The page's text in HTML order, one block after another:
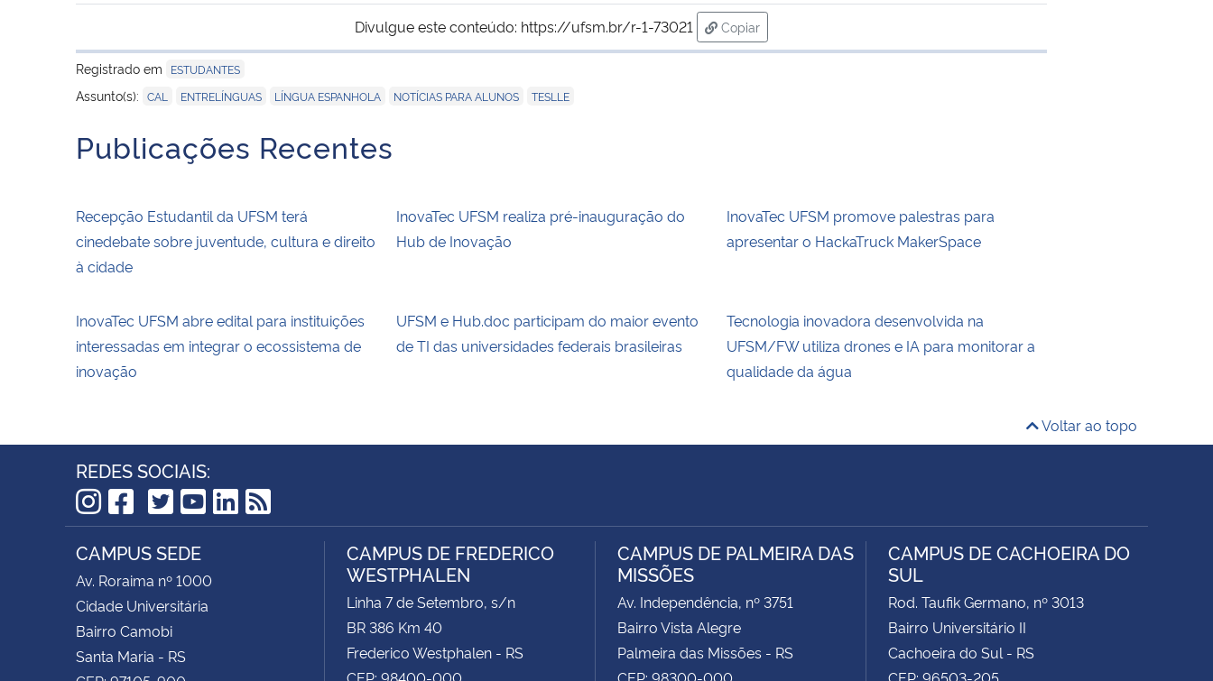
Divulgue este conteúdo: https://ufsm.br/r-1-73021
Copiar
para área de transferência
Registrado em
ESTUDANTES
Assunto(s): CAL ENTRELÍNGUAS LÍNGUA ESPANHOLA NOTÍCIAS PARA ALUNOS TESLLE
Publicações Recentes
Recepção Estudantil da UFSM terá
cinedebate sobre juventude, cultura e direito
à cidade
InovaTec UFSM realiza pré-inauguração do
Hub de Inovação
InovaTec UFSM promove palestras para
apresentar o HackaTruck MakerSpace
InovaTec UFSM abre edital para instituições
interessadas em integrar o ecossistema de
inovação
UFSM e Hub.doc participam do maior evento
de TI das universidades federais brasileiras
Tecnologia inovadora desenvolvida na
UFSM/FW utiliza drones e IA para monitorar a
qualidade da água
Voltar ao topo
REDES SOCIAIS:
Instagram
Facebook
TikTok
Twitter
YouTube
LinkedIn
RSS
CAMPUS SEDE
Av. Roraima nº 1000
Cidade Universitária
Bairro Camobi
Santa Maria - RS
CAMPUS DE FREDERICO
WESTPHALEN
Linha 7 de Setembro, s/n
BR 386 Km 40
Frederico Westphalen - RS
CEP: 98400-000
CAMPUS DE PALMEIRA DAS
MISSÕES
Av. Independência, nº 3751
Bairro Vista Alegre
Palmeira das Missões - RS
CEP: 98300-000
CAMPUS DE CACHOEIRA DO
SUL
Rod. Taufik Germano, nº 3013
Bairro Universitário II
Cachoeira do Sul - RS
CEP: 96503-205